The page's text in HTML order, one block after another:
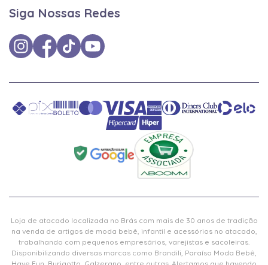
Siga Nossas Redes
Loja de atacado localizada no Brás com mais de 30 anos de tradição
na venda de artigos de moda bebê, infantil e acessórios no atacado,
trabalhando com pequenos empresários, varejistas e sacoleiras.
Disponibilizando diversas marcas como Brandili, Paraíso Moda Bebê,